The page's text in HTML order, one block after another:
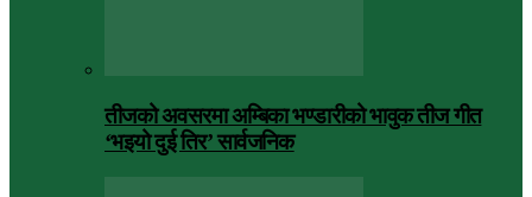
तीजको अवसरमा अम्बिका भण्डारीको भावुक तीज गीत
‘भइयो दुई तिर’ सार्वजनिक